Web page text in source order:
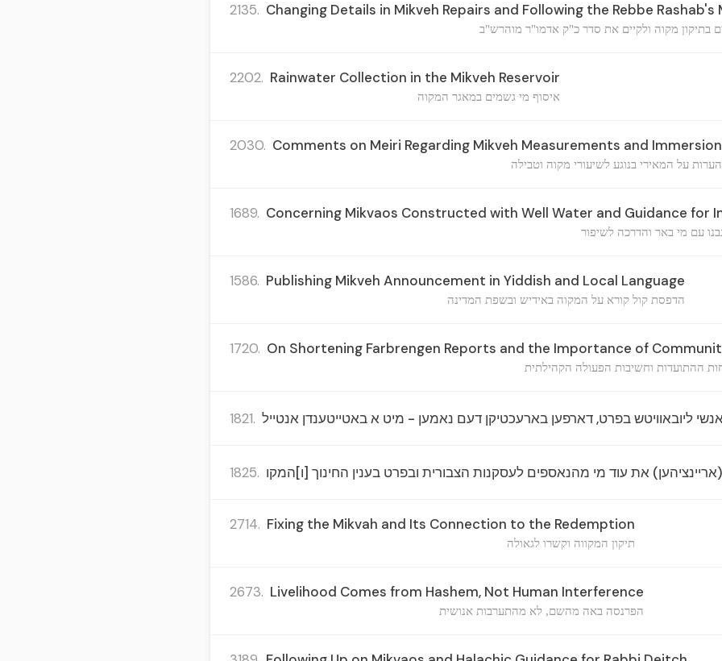
2135. Changing Details in Mikveh Repairs and Following the Rebbe Rashab's
בתיקון מקוה ולקיים את סדר כ"ק אדמו"ר מוהרש"ב
2202. Rainwater Collection in the Mikveh Reservoir
איסוף מי גשמים במאגר המקוה
2030. Comments on Meiri Regarding Mikveh Measurements and Immersion
הערות על המאירי בנוגע לשיעורי מקוה וטבילה
1689. Concerning Mikvaos Constructed with Well Water and Guidance for
עם מי באר והדרכה לשיפור
1586. Publishing Mikveh Announcement in Yiddish and Local Language
הדפסת קול קורא על המקוה באידיש ובשפת המדינה
1720. On Shortening Farbrengen Reports and the Importance of
ההתועדות וחשיבות הפעולה הקהילתית
1821. ליובאוויטש בפרט, דארפען בארעכטיקן דעם נאמען - מיט א באטייטענדן אנטייל
1825. את עוד מי מהנאספים לעסקנות הצבורית ובפרט בענין החינוך [ו]המקו
2714. Fixing the Mikvah and Its Connection to the Redemption
תיקון המקווה וקשרו לגאולה
2673. Livelihood Comes from Hashem, Not Human Interference
הפרנסה באה מהשם, לא מהתערבות אנושית